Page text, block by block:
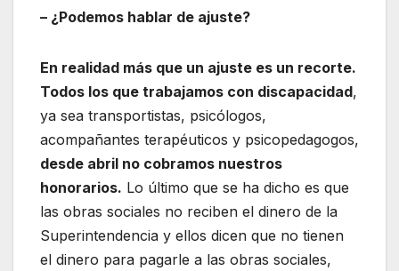
– ¿Podemos hablar de ajuste?
En realidad más que un ajuste es un recorte.
Todos los que trabajamos con discapacidad,
ya sea transportistas, psicólogos,
acompañantes terapéuticos y psicopedagogos,
desde abril no cobramos nuestros
honorarios. Lo último que se ha dicho es que
las obras sociales no reciben el dinero de la
Superintendencia y ellos dicen que no tienen
el dinero para pagarle a las obras sociales,